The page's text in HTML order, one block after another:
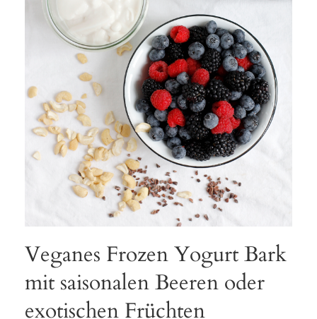
Veganes Frozen Yogurt Bark
mit saisonalen Beeren oder
exotischen Früchten